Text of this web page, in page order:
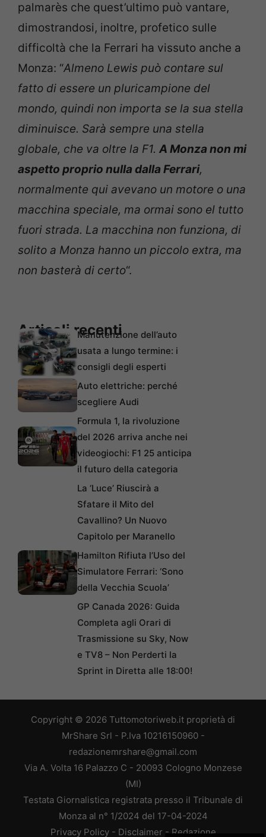
palmarès che quest’ultimo può vantare,
dimostrandosi, inoltre, profetico sulle
difficoltà che la Ferrari ha vissuto anche a
Monza: “Almeno Lewis può contare sul
fatto di essere un pluricampione del
mondo, quindi non importa se la sua stella
diminuisce. Sarà sempre una stella
globale, che va oltre la F1. A Monza non mi
aspetto proprio nulla dalla Ferrari,
normalmente qui avevano un motore o una
macchina speciale, ma ormai sono el tutto
fuori strada. La macchina non funziona, di
solito a Monza hanno un piccolo extra, ma
non basterà di certo“.
Articoli recentiManutenzione dell’auto
usata a lungo termine: i
consigli degli esperti
Auto elettriche: perché
scegliere Audi
Formula 1, la rivoluzione
del 2026 arriva anche nei
videogiochi: F1 25 anticipa
il futuro della categoria
La ‘Luce’ Riuscirà a
Sfatare il Mito del
Cavallino? Un Nuovo
Capitolo per Maranello
Hamilton Rifiuta l’Uso del
Simulatore Ferrari: ‘Sono
della Vecchia Scuola’
GP Canada 2026: Guida
Completa agli Orari di
Trasmissione su Sky, Now
e TV8 – Non Perderti la
Sprint in Diretta alle 18:00!
Copyright © 2026 Tuttomotoriweb.it proprietà di
MrShare Srl - P.Iva 10216150960 -
redazionemrshare@gmail.com
Via A. Volta 16 Palazzo C - 20093 Cologno Monzese
(MI)
Testata Giornalistica registrata presso il Tribunale di
Monza al n° 1/2024 del 17-04-2024
Privacy Policy- Disclaimer - Redazione